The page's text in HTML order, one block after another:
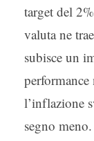
target del
valuta ne
subisce un
l’inflazione
segno meno.